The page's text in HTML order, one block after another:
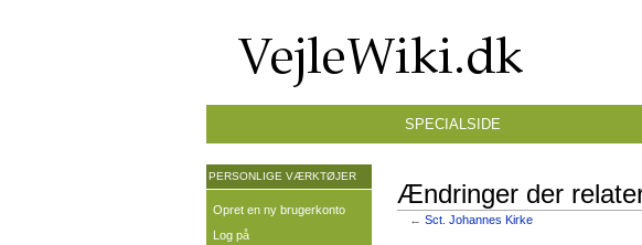
Ændringer der
← Sct. Johannes Kirke
SPECIALSIDE
PERSONLIGE VÆRKTØJER
Opret en ny brugerkonto
Log på